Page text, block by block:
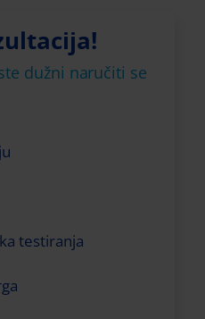
dužni naručiti se
testiranja